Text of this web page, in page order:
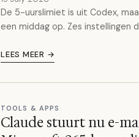
De 5-uurslimiet is uit Codex,
een middag op. Zes instellingen
LEES MEER →
TOOLS & APPS
Claude stuurt nu e-